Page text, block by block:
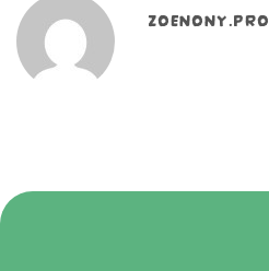
ZOENONY.PRO